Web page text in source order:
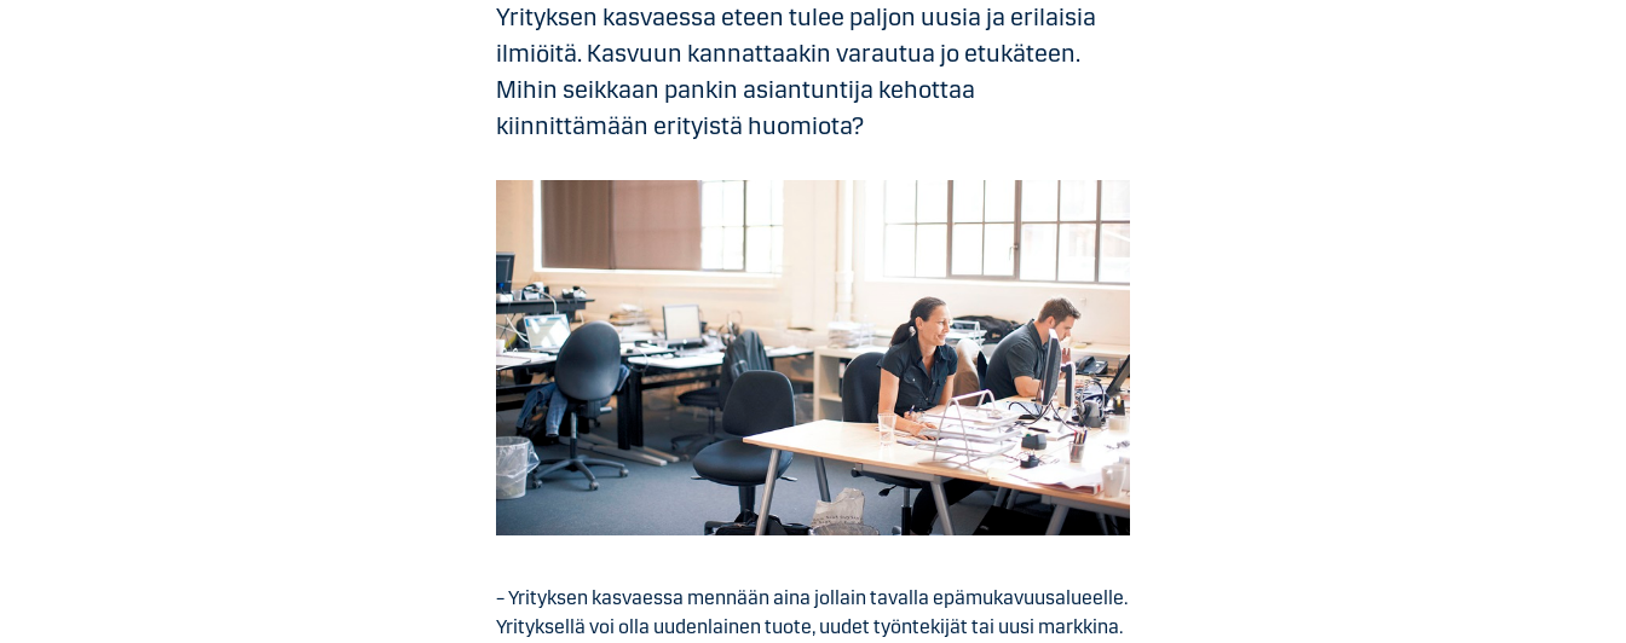
Yrityksen kasvaessa eteen tulee paljon uusia ja erilaisia
ilmiöitä. Kasvuun kannattaakin varautua jo etukäteen.
Mihin seikkaan pankin asiantuntija kehottaa
kiinnittämään erityistä huomiota?
– Yrityksen kasvaessa mennään aina jollain tavalla epämukavuusalueelle.
Yrityksellä voi olla uudenlainen tuote, uudet työntekijät tai uusi markkina.